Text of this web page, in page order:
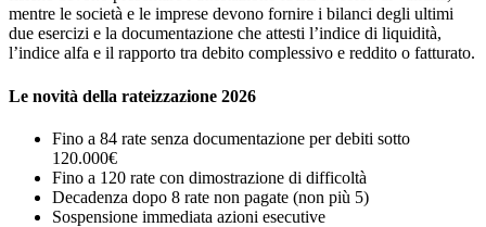
mentre le società e le imprese devono fornire i bilanci degli ultimi
due esercizi e la documentazione che attesti l’indice di liquidità,
l’indice alfa e il rapporto tra debito complessivo e reddito o fatturato.
Le novità della rateizzazione 2026
Fino a 84 rate senza documentazione per debiti sotto
120.000€
Fino a 120 rate con dimostrazione di difficoltà
Decadenza dopo 8 rate non pagate (non più 5)
Sospensione immediata azioni esecutive